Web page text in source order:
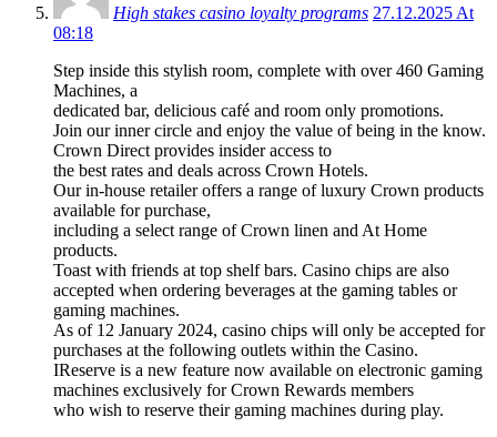
High stakes casino loyalty programs 27.12.2025 At
08:18
Step inside this stylish room, complete with over 460 Gaming
Machines, a
dedicated bar, delicious café and room only promotions.
Join our inner circle and enjoy the value of being in the know.
Crown Direct provides insider access to
the best rates and deals across Crown Hotels.
Our in-house retailer offers a range of luxury Crown products
available for purchase,
including a select range of Crown linen and At Home
products.
Toast with friends at top shelf bars. Casino chips are also
accepted when ordering beverages at the gaming tables or
gaming machines.
As of 12 January 2024, casino chips will only be accepted for
purchases at the following outlets within the Casino.
IReserve is a new feature now available on electronic gaming
machines exclusively for Crown Rewards members
who wish to reserve their gaming machines during play.